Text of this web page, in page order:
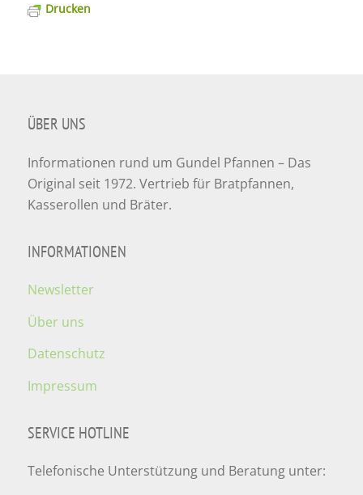
Drucken
ÜBER UNS
Informationen rund um Gundel Pfannen – Das
Original seit 1972. Vertrieb für Bratpfannen,
Kasserollen und Bräter.
INFORMATIONEN
Newsletter
Über uns
Datenschutz
Impressum
SERVICE HOTLINE
Telefonische Unterstützung und Beratung unter: